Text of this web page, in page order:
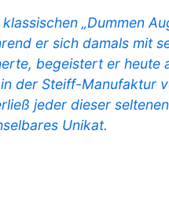
„Dummen
er sich damals mit
begeistert er heute
der Steiff-Manufaktur
jeder dieser
Unikat.